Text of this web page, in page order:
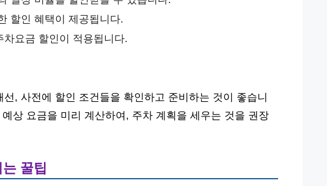
할인 혜택이 제공됩니다.
요금 할인이 적용됩니다.
, 사전에 할인 조건들을 확인하고 준비하는 것이 좋습니
상 요금을 미리 계산하여, 주차 계획을 세우는 것을 권장
꿀팁